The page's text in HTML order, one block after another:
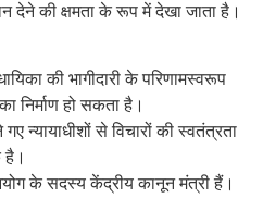
देने की क्षमता के रूप में देखा जाता है।
की भागीदारी के परिणामस्वरूप
निर्माण हो सकता है।
न्यायाधीशों से विचारों की स्वतंत्रता
है।
के सदस्य केंद्रीय कानून मंत्री हैं।